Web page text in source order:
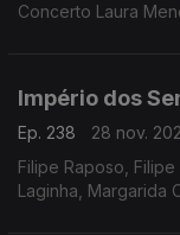
Concerto Laura
Império dos
Ep. 238
28 nov.
Filipe Raposo,
Laginha, Margarida